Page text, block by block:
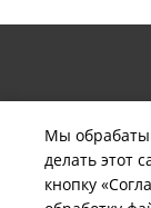
Мы
делать этот
кнопку